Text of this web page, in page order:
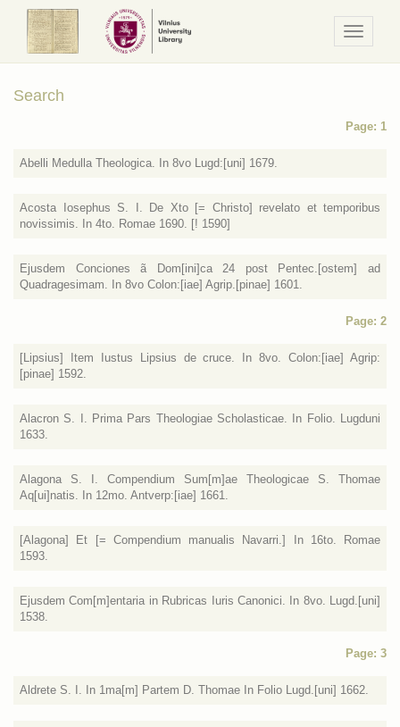
/
Meniu
Search
Page: 1
Abelli Medulla Theologica. In 8vo Lugd:[uni] 1679.
Acosta Iosephus S. I. De Xto [= Christo] revelato et temporibus
novissimis. In 4to. Romae 1690. [! 1590]
Ejusdem Conciones ã Dom[ini]ca 24 post Pentec.[ostem] ad
Quadragesimam. In 8vo Colon:[iae] Agrip.[pinae] 1601.
Page: 2
[Lipsius] Item Iustus Lipsius de cruce. In 8vo. Colon:[iae] Agrip:
[pinae] 1592.
Alacron S. I. Prima Pars Theologiae Scholasticae. In Folio. Lugduni
1633.
Alagona S. I. Compendium Sum[m]ae Theologicae S. Thomae
Aq[ui]natis. In 12mo. Antverp:[iae] 1661.
[Alagona] Et [= Compendium manualis Navarri.] In 16to. Romae
1593.
Ejusdem Com[m]entaria in Rubricas Iuris Canonici. In 8vo. Lugd.[uni]
1538.
Page: 3
Aldrete S. I. In 1ma[m] Partem D. Thomae In Folio Lugd.[uni] 1662.